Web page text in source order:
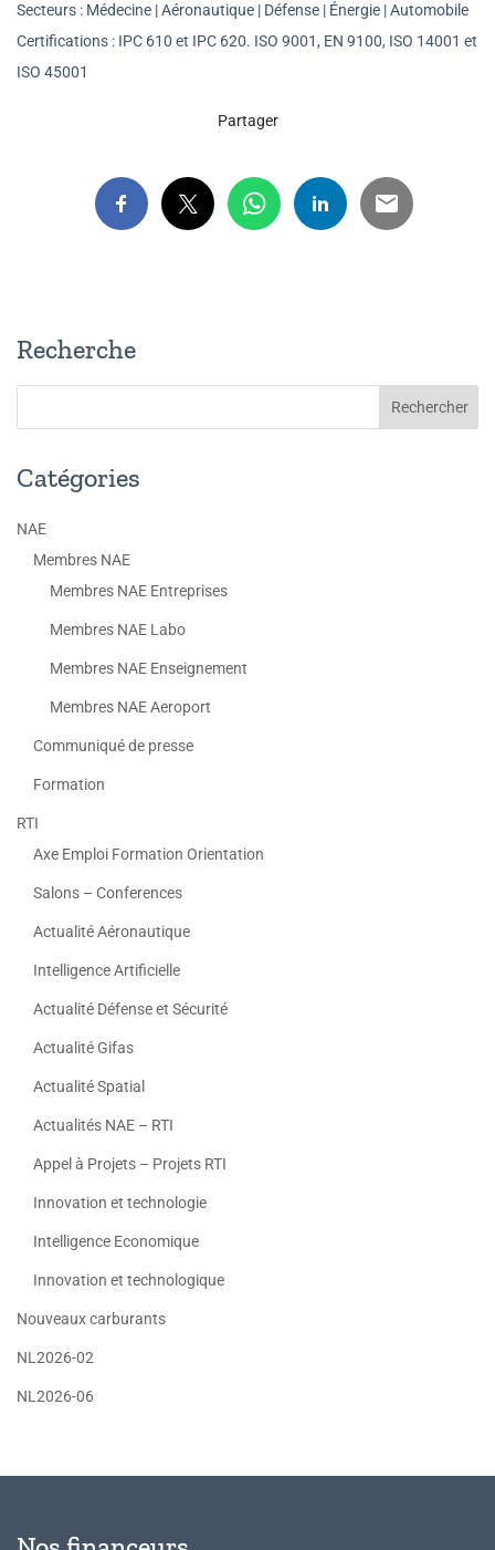
Secteurs : Médecine | Aéronautique | Défense | Énergie | Automobile
Certifications : IPC 610 et IPC 620. ISO 9001, EN 9100, ISO 14001 et
ISO 45001
Partager
Recherche
Catégories
NAE
Membres NAE
Membres NAE Entreprises
Membres NAE Labo
Membres NAE Enseignement
Membres NAE Aeroport
Communiqué de presse
Formation
RTI
Axe Emploi Formation Orientation
Salons – Conferences
Actualité Aéronautique
Intelligence Artificielle
Actualité Défense et Sécurité
Actualité Gifas
Actualité Spatial
Actualités NAE – RTI
Appel à Projets – Projets RTI
Innovation et technologie
Intelligence Economique
Innovation et technologique
Nouveaux carburants
NL2026-02
NL2026-06